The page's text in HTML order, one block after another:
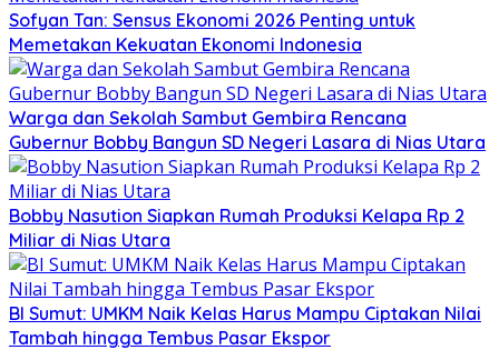
Sofyan Tan: Sensus Ekonomi 2026 Penting untuk
Memetakan Kekuatan Ekonomi Indonesia
Warga dan Sekolah Sambut Gembira Rencana
Gubernur Bobby Bangun SD Negeri Lasara di Nias Utara
Bobby Nasution Siapkan Rumah Produksi Kelapa Rp 2
Miliar di Nias Utara
BI Sumut: UMKM Naik Kelas Harus Mampu Ciptakan Nilai
Tambah hingga Tembus Pasar Ekspor